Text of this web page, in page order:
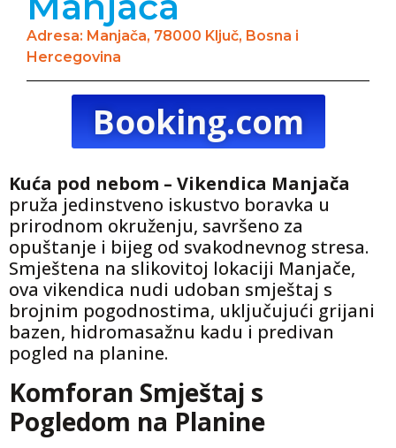
Adresa: Manjača, 78000 Ključ, Bosna i
Hercegovina
Booking.com
Kuća pod nebom – Vikendica Manjača
pruža jedinstveno iskustvo boravka u
prirodnom okruženju, savršeno za
opuštanje i bijeg od svakodnevnog stresa.
Smještena na slikovitoj lokaciji Manjače,
ova vikendica nudi udoban smještaj s
brojnim pogodnostima, uključujući grijani
bazen, hidromasažnu kadu i predivan
pogled na planine.
Komforan Smještaj s
Pogledom na Planine